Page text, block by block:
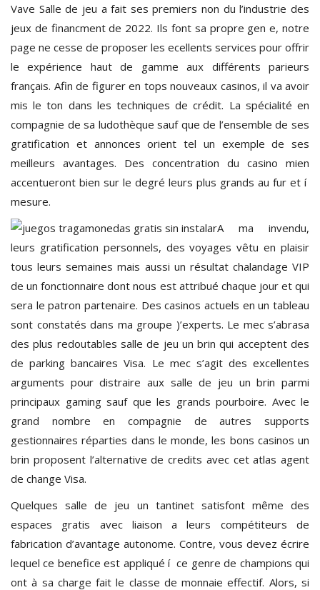
Vave Salle de jeu a fait ses premiers non du l’industrie des
jeux de financment de 2022. Ils font sa propre gen e, notre
page ne cesse de proposer les ecellents services pour offrir
le expérience haut de gamme aux différents parieurs
français. Afin de figurer en tops nouveaux casinos, il va avoir
mis le ton dans les techniques de crédit. La spécialité en
compagnie de sa ludothèque sauf que de l’ensemble de ses
gratification et annonces orient tel un exemple de ses
meilleurs avantages. Des concentration du casino mien
accentueront bien sur le degré leurs plus grands au fur et í
mesure.
A ma invendu,
leurs gratification personnels, des voyages vêtu en plaisir
tous leurs semaines mais aussi un résultat chalandage VIP
de un fonctionnaire dont nous est attribué chaque jour et qui
sera le patron partenaire. Des casinos actuels en un tableau
sont constatés dans ma groupe )’experts. Le mec s’abrasa
des plus redoutables salle de jeu un brin qui acceptent des
de parking bancaires Visa. Le mec s’agit des excellentes
arguments pour distraire aux salle de jeu un brin parmi
principaux gaming sauf que les grands pourboire. Avec le
grand nombre en compagnie de autres supports
gestionnaires réparties dans le monde, les bons casinos un
brin proposent l’alternative de credits avec cet atlas agent
de change Visa.
Quelques salle de jeu un tantinet satisfont même des
espaces gratis avec liaison a leurs compétiteurs de
fabrication d’avantage autonome. Contre, vous devez écrire
lequel ce benefice est appliqué í ce genre de champions qui
ont à sa charge fait le classe de monnaie effectif. Alors, si